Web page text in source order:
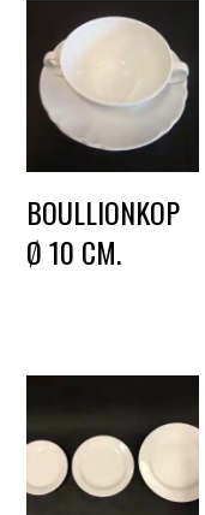
BOULLIONKOP
Ø 10 CM.